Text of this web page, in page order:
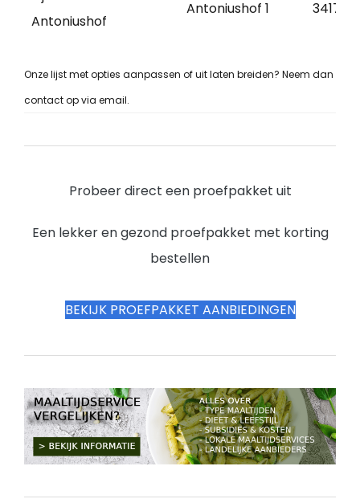
Antoniushof
Antoniushof 1 3417 JL
Onze lijst met opties aanpassen of uit laten breiden? Neem dan
contact op via email.
Probeer direct een proefpakket uit
Een lekker en gezond proefpakket met korting
bestellen
BEKIJK PROEFPAKKET AANBIEDINGEN